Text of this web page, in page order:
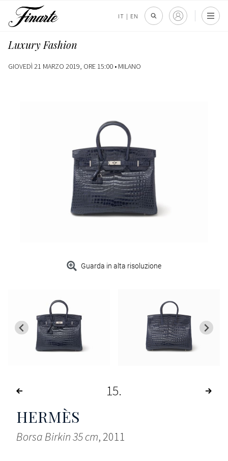
IT | EN
Luxury Fashion
GIOVEDÌ 21 MARZO 2019, ORE 15:00 • MILANO
Guarda in alta risoluzione
15
HERMÈS
Borsa Birkin 35 cm, 2011